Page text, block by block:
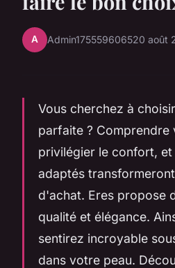
A Admin175559606520 août
Vous cherchez à
parfaite ?
privilégier le confort,
adaptés
d'achat. Eres propose
qualité et élégance.
sentirez incroyable
dans votre peau.